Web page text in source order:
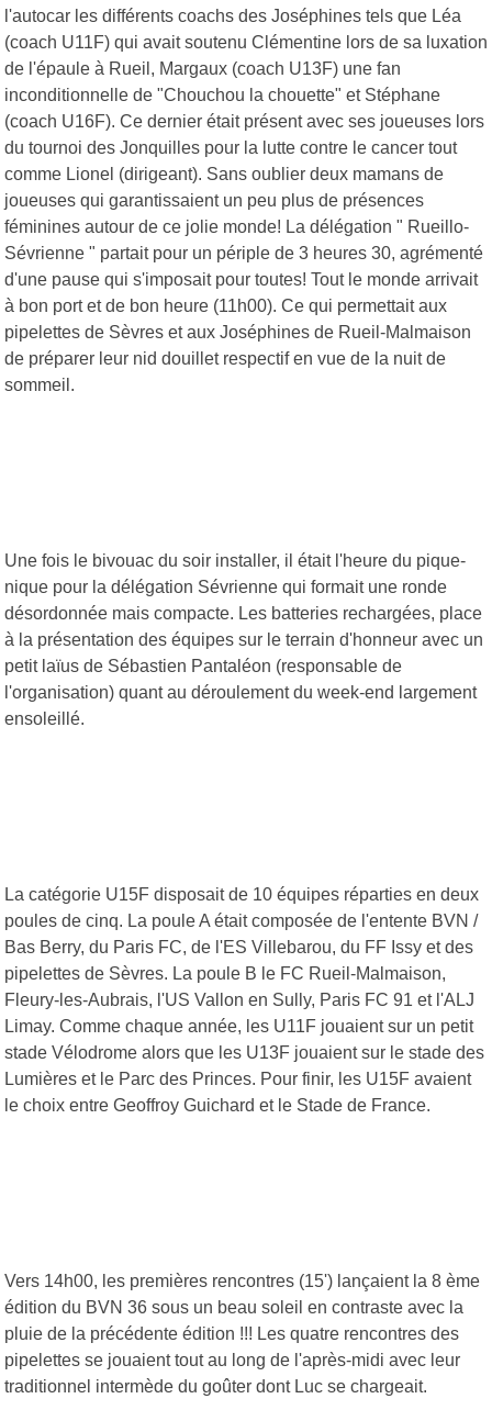
l'autocar les différents coachs des Joséphines tels que Léa
(coach U11F) qui avait soutenu Clémentine lors de sa luxation
de l'épaule à Rueil, Margaux (coach U13F) une fan
inconditionnelle de "Chouchou la chouette" et Stéphane
(coach U16F). Ce dernier était présent avec ses joueuses lors
du tournoi des Jonquilles pour la lutte contre le cancer tout
comme Lionel (dirigeant). Sans oublier deux mamans de
joueuses qui garantissaient un peu plus de présences
féminines autour de ce jolie monde! La délégation " Rueillo-
Sévrienne " partait pour un périple de 3 heures 30, agrémenté
d'une pause qui s'imposait pour toutes! Tout le monde arrivait
à bon port et de bon heure (11h00). Ce qui permettait aux
pipelettes de Sèvres et aux Joséphines de Rueil-Malmaison
de préparer leur nid douillet respectif en vue de la nuit de
sommeil.
Une fois le bivouac du soir installer, il était l'heure du pique-
nique pour la délégation Sévrienne qui formait une ronde
désordonnée mais compacte. Les batteries rechargées, place
à la présentation des équipes sur le terrain d'honneur avec un
petit laïus de Sébastien Pantaléon (responsable de
l'organisation) quant au déroulement du week-end largement
ensoleillé.
La catégorie U15F disposait de 10 équipes réparties en deux
poules de cinq. La poule A était composée de l'entente BVN /
Bas Berry, du Paris FC, de l'ES Villebarou, du FF Issy et des
pipelettes de Sèvres. La poule B le FC Rueil-Malmaison,
Fleury-les-Aubrais, l'US Vallon en Sully, Paris FC 91 et l'ALJ
Limay. Comme chaque année, les U11F jouaient sur un petit
stade Vélodrome alors que les U13F jouaient sur le stade des
Lumières et le Parc des Princes. Pour finir, les U15F avaient
le choix entre Geoffroy Guichard et le Stade de France.
Vers 14h00, les premières rencontres (15') lançaient la 8 ème
édition du BVN 36 sous un beau soleil en contraste avec la
pluie de la précédente édition !!! Les quatre rencontres des
pipelettes se jouaient tout au long de l'après-midi avec leur
traditionnel intermède du goûter dont Luc se chargeait.